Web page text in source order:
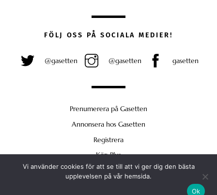
To
FÖLJ OSS PÅ SOCIALA MEDIER!
@gasetten @gasetten gasetten
Prenumerera på Gasetten
Annonsera hos Gasetten
Registrera
Köp Plus
Vi använder cookies för att se till att vi ger dig den bästa
upplevelsen på vår hemsida.
Ok